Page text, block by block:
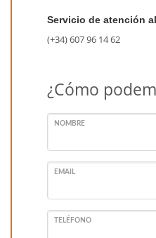
Servicio de atención
(+34) 607 96 14 62
¿Cómo
NOMBRE
EMAIL
TELÉFONO